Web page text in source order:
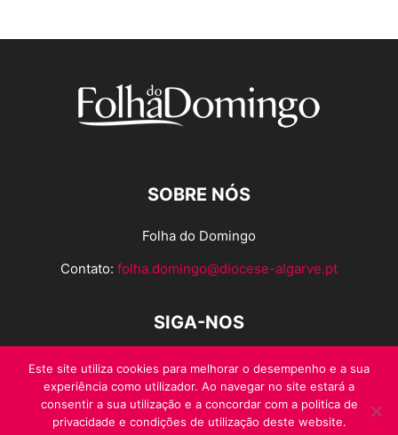
SOBRE NÓS
Folha do Domingo
Contato: folha.domingo@diocese-algarve.pt
SIGA-NOS
Este site utiliza cookies para melhorar o desempenho e a sua
experiência como utilizador. Ao navegar no site estará a
consentir a sua utilização e a concordar com a politica de
privacidade e condições de utilização deste website.